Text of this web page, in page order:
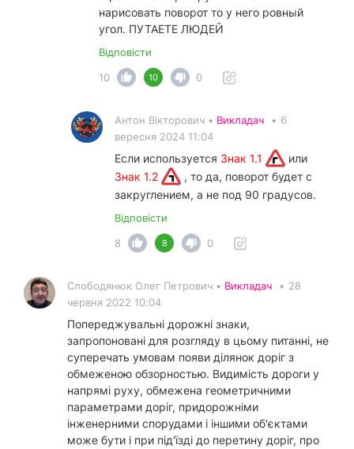
нарисовать поворот то у него ровный
угол. ПУТАЕТЕ ЛЮДЕЙ
Відповісти
10
10 0
Антон Вікторович • Викладач • 6
вересня 2024 11:04
Если используется Знак 1.1
или
Знак 1.2
, то да, поворот будет с
закруглением, а не под 90 градусов.
Відповісти
8
8 0
Слободянюк Олег Петрович • Викладач • 28
червня 2022 10:04
Попереджувальні дорожні знаки,
запропоновані для розгляду в цьому питанні, не
суперечать умовам появи ділянок доріг з
обмеженою обзорностью. Видимість дороги у
напрямі руху, обмежена геометричними
параметрами доріг, придорожніми
інженерними спорудами і іншими об'єктами
може бути і при під'їзді до перетину доріг, про